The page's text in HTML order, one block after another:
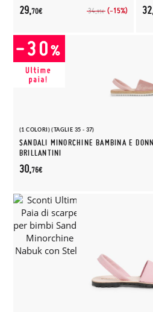
34,95€ (-15%)
29,70€
(1 COLORI) (TAGLIE 35 - 37)
SANDALI MINORCHINE BAMBINA E
BRILLANTINI
30,76€